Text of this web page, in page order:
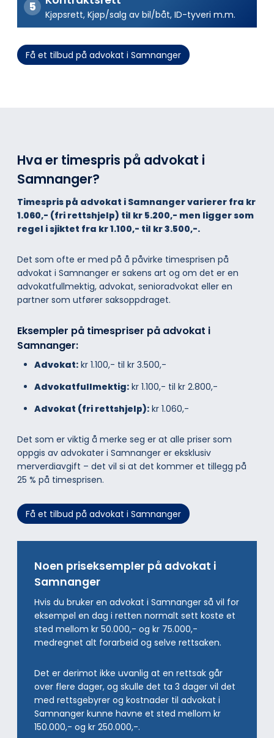
Kjøpsrett, Kjøp/salg av bil/båt, ID-tyveri m.m.
Få et tilbud på advokat i Samnanger
Hva er timespris på advokat i
Samnanger?
Timespris på advokat i Samnanger varierer fra kr
1.060,- (fri rettshjelp) til kr 5.200,- men ligger som
regel i sjiktet fra kr 1.100,- til kr 3.500,-.
Det som ofte er med på å påvirke timesprisen på
advokat i Samnanger er sakens art og om det er en
advokatfullmektig, advokat, senioradvokat eller en
partner som utfører saksoppdraget.
Eksempler på timespriser på advokat i
Samnanger:
Advokat: kr 1.100,- til kr 3.500,-
Advokatfullmektig: kr 1.100,- til kr 2.800,-
Advokat (fri rettshjelp): kr 1.060,-
Det som er viktig å merke seg er at alle priser som
oppgis av advokater i Samnanger er eksklusiv
merverdiavgift – det vil si at det kommer et tillegg på
25 % på timesprisen.
Få et tilbud på advokat i Samnanger
Noen priseksempler på advokat i
Samnanger
Hvis du bruker en advokat i Samnanger så vil for
eksempel en dag i retten normalt sett koste et
sted mellom kr 50.000,- og kr 75.000,-
medregnet alt forarbeid og selve rettsaken.
Det er derimot ikke uvanlig at en rettsak går
over flere dager, og skulle det ta 3 dager vil det
med rettsgebyrer og kostnader til advokat i
Samnanger kunne havne et sted mellom kr
150.000,- og kr 250.000,-.